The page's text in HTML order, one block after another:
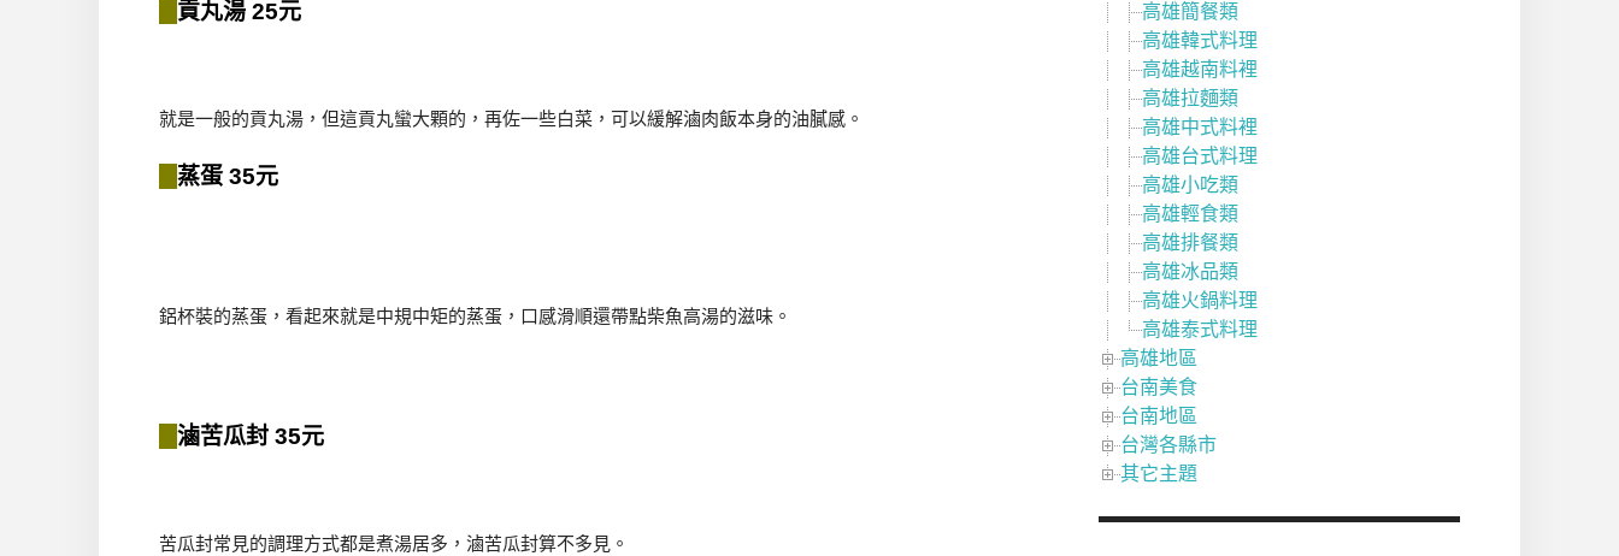
貢丸湯 25元
就是一般的貢丸湯，但這貢丸蠻大顆的，再佐一些白菜，可以緩解滷肉飯本身的油膩感。
蒸蛋 35元
鋁杯裝的蒸蛋，看起來就是中規中矩的蒸蛋，口感滑順還帶點柴魚高湯的滋味。
滷苦瓜封 35元
苦瓜封常見的調理方式都是煮湯居多，滷苦瓜封算不多見。
高雄簡餐類
高雄韓式料理
高雄越南料裡
高雄拉麵類
高雄中式料裡
高雄台式料理
高雄小吃類
高雄輕食類
高雄排餐類
高雄冰品類
高雄火鍋料理
高雄泰式料理
高雄地區
台南美食
台南地區
台灣各縣市
其它主題